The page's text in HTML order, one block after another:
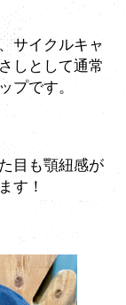
サイクルキャ
しとして通常
プです。
目も顎紐感が
す！